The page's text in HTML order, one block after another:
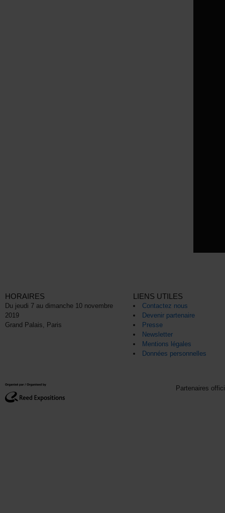
HORAIRES
Du jeudi 7 au dimanche 10 novembre
2019
Grand Palais, Paris
LIENS UTILES
Contactez nous
Devenir partenaire
Presse
Newsletter
Mentions légales
Données personnelles
Partenaires